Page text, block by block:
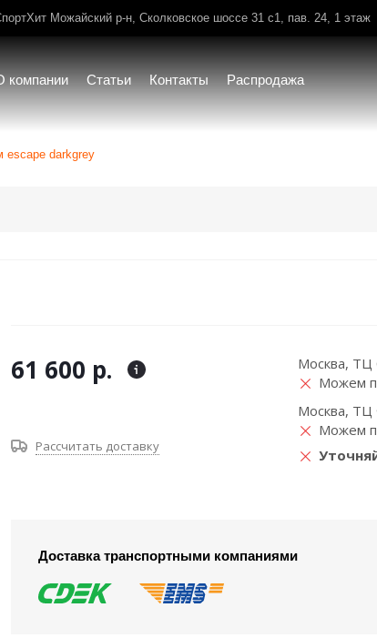
Можайский р-н, Сколковское шоссе 31 с1, пав. 24, 1 этаж
компании Статьи Контакты Распродажа
escape darkgrey
61 600 р.
Рассчитать доставку
Москва, ТЦ
Можем
Москва,
Можем
Доставка транспортными компаниями